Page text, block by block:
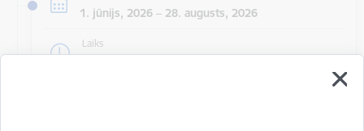
1. jūnijs, 2026 – 28. augusts, 2026
Laiks